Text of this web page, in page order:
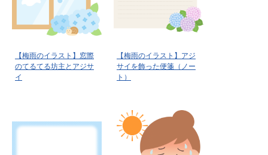
【梅雨のイラスト】窓際
のてるてる坊主とアジサ
イ
【梅雨のイラスト】アジ
サイを飾った便箋（ノー
ト）